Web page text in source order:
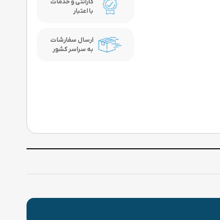
گارانتی و خدمات
با اعتبار
ارسال سفارشات
به سراسر کشور